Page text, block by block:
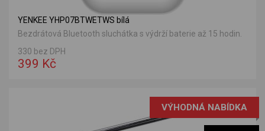
YENKEE YHP07BTWETWS bílá
Bezdrátová Bluetooth sluchátka s výdrží baterie až 15 hodin.
330 bez DPH
399 Kč
VÝHODNÁ NABÍDKA